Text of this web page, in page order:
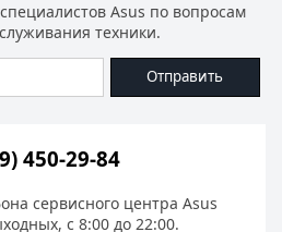
Asus по вопросам
техники.
Отправить
450-29-84
сервисного центра Asus
с 8:00 до 22:00.